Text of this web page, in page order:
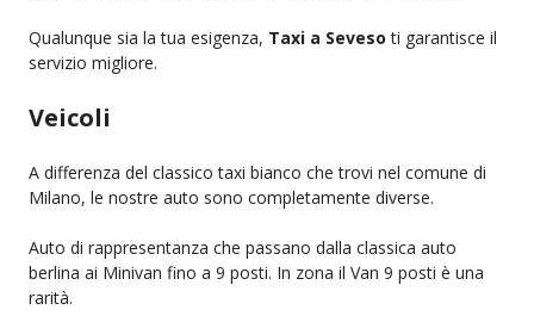
Qualunque sia la tua esigenza, Taxi a Seveso ti garantisce il
servizio migliore.
Veicoli
A differenza del classico taxi bianco che trovi nel comune di
Milano, le nostre auto sono completamente diverse.
Auto di rappresentanza che passano dalla classica auto
berlina ai Minivan fino a 9 posti. In zona il Van 9 posti è una
rarità.